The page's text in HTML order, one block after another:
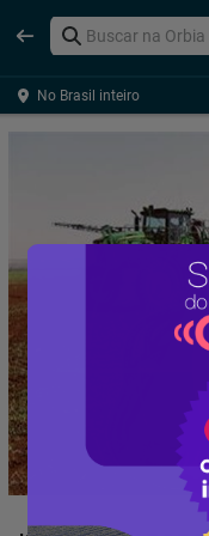
No Brasil inteiro